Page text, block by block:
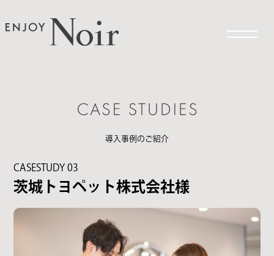
メニュ
導入事例のご紹介
CASESTUDY 03
茨城トヨペット株式会社様